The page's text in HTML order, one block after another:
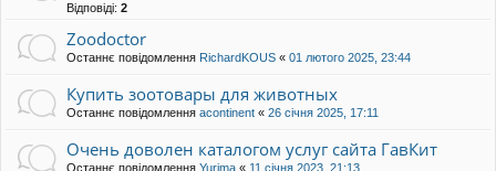
Відповіді: 2
Zoodoctor
Останнє повідомлення RichardKOUS « 01 лютого 2025, 23:44
Купить зоотовары для животных
Останнє повідомлення acontinent « 26 січня 2025, 17:11
Очень доволен каталогом услуг сайта ГавКит
Останнє повідомлення Yurima « 11 січня 2023, 21:13